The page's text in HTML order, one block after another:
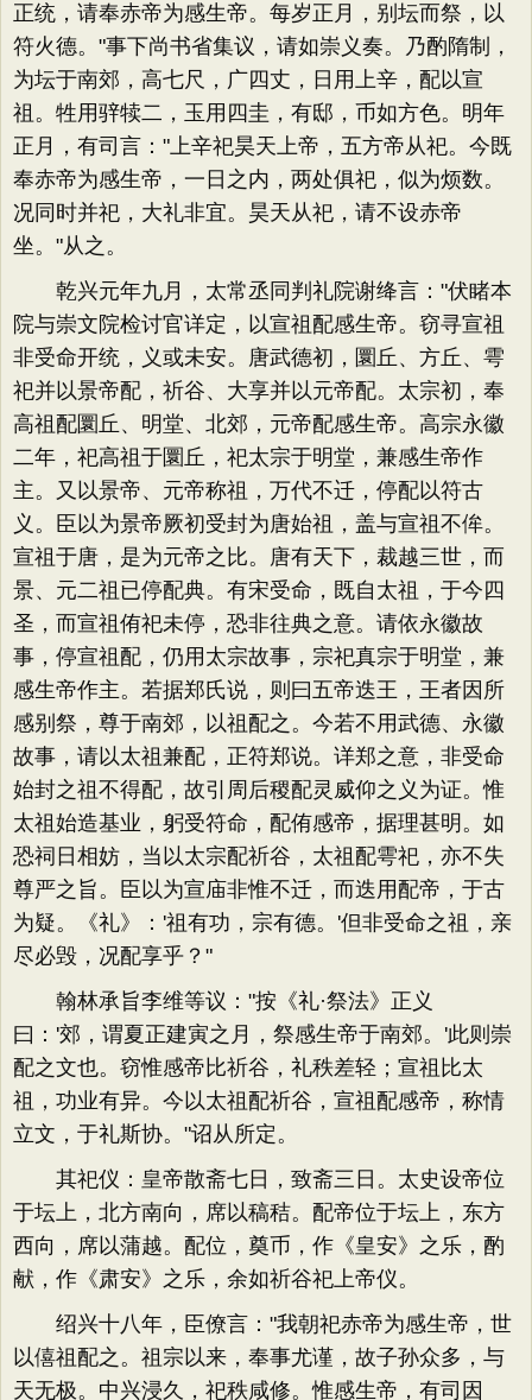
正统，请奉赤帝为感生帝。每岁正月，别坛而祭，以
符火德。"事下尚书省集议，请如崇义奏。乃酌隋制，
为坛于南郊，高七尺，广四丈，日用上辛，配以宣
祖。牲用骍犊二，玉用四圭，有邸，币如方色。明年
正月，有司言："上辛祀昊天上帝，五方帝从祀。今既
奉赤帝为感生帝，一日之内，两处俱祀，似为烦数。
况同时并祀，大礼非宜。昊天从祀，请不设赤帝
坐。"从之。
乾兴元年九月，太常丞同判礼院谢绛言："伏睹本
院与崇文院检讨官详定，以宣祖配感生帝。窃寻宣祖
非受命开统，义或未安。唐武德初，圜丘、方丘、雩
祀并以景帝配，祈谷、大享并以元帝配。太宗初，奉
高祖配圜丘、明堂、北郊，元帝配感生帝。高宗永徽
二年，祀高祖于圜丘，祀太宗于明堂，兼感生帝作
主。又以景帝、元帝称祖，万代不迁，停配以符古
义。臣以为景帝厥初受封为唐始祖，盖与宣祖不侔。
宣祖于唐，是为元帝之比。唐有天下，裁越三世，而
景、元二祖已停配典。有宋受命，既自太祖，于今四
圣，而宣祖侑祀未停，恐非往典之意。请依永徽故
事，停宣祖配，仍用太宗故事，宗祀真宗于明堂，兼
感生帝作主。若据郑氏说，则曰五帝迭王，王者因所
感别祭，尊于南郊，以祖配之。今若不用武德、永徽
故事，请以太祖兼配，正符郑说。详郑之意，非受命
始封之祖不得配，故引周后稷配灵威仰之义为证。惟
太祖始造基业，躬受符命，配侑感帝，据理甚明。如
恐祠日相妨，当以太宗配祈谷，太祖配雩祀，亦不失
尊严之旨。臣以为宣庙非惟不迁，而迭用配帝，于古
为疑。《礼》：'祖有功，宗有德。'但非受命之祖，亲
尽必毁，况配享乎？"
翰林承旨李维等议："按《礼·祭法》正义
曰：'郊，谓夏正建寅之月，祭感生帝于南郊。'此则崇
配之文也。窃惟感帝比祈谷，礼秩差轻；宣祖比太
祖，功业有异。今以太祖配祈谷，宣祖配感帝，称情
立文，于礼斯协。"诏从所定。
其祀仪：皇帝散斋七日，致斋三日。太史设帝位
于坛上，北方南向，席以稿秸。配帝位于坛上，东方
西向，席以蒲越。配位，奠币，作《皇安》之乐，酌
献，作《肃安》之乐，余如祈谷祀上帝仪。
绍兴十八年，臣僚言："我朝祀赤帝为感生帝，世
以僖祖配之。祖宗以来，奉事尤谨，故子孙众多，与
天无极。中兴浸久，祀秩咸修。惟感生帝，有司因